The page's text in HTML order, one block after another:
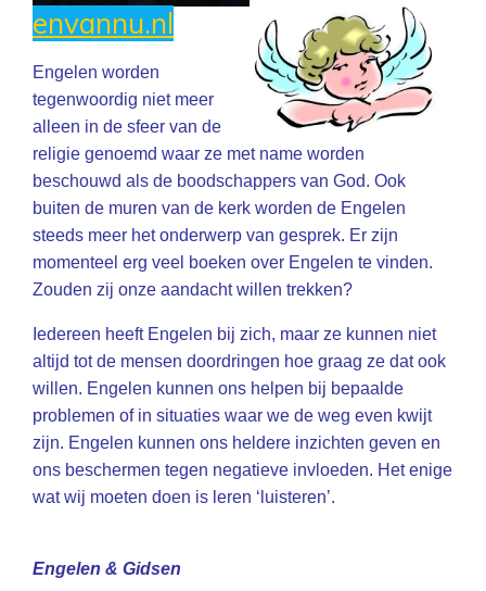
envannu.nl
Engelen worden
tegenwoordig niet meer
alleen in de sfeer van de
religie genoemd waar ze met name worden
beschouwd als de boodschappers van God. Ook
buiten de muren van de kerk worden de Engelen
steeds meer het onderwerp van gesprek. Er zijn
momenteel erg veel boeken over Engelen te vinden.
Zouden zij onze aandacht willen trekken?
Iedereen heeft Engelen bij zich, maar ze kunnen niet
altijd tot de mensen doordringen hoe graag ze dat ook
willen. Engelen kunnen ons helpen bij bepaalde
problemen of in situaties waar we de weg even kwijt
zijn. Engelen kunnen ons heldere inzichten geven en
ons beschermen tegen negatieve invloeden. Het enige
wat wij moeten doen is leren ‘luisteren’.
Engelen & Gidsen